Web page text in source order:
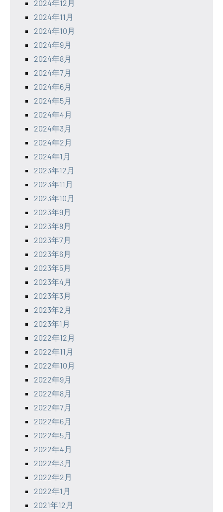
2024年12月
2024年11月
2024年10月
2024年9月
2024年8月
2024年7月
2024年6月
2024年5月
2024年4月
2024年3月
2024年2月
2024年1月
2023年12月
2023年11月
2023年10月
2023年9月
2023年8月
2023年7月
2023年6月
2023年5月
2023年4月
2023年3月
2023年2月
2023年1月
2022年12月
2022年11月
2022年10月
2022年9月
2022年8月
2022年7月
2022年6月
2022年5月
2022年4月
2022年3月
2022年2月
2022年1月
2021年12月